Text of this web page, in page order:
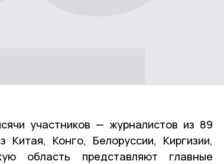
участников — журналистов из 89
Конго, Белоруссии, Киргизии,
область представляют главные